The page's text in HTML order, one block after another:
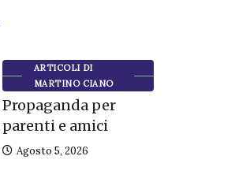
ARTICOLI DI
MARTINO CIANO
Propaganda per
parenti e amici
Agosto 5, 2026